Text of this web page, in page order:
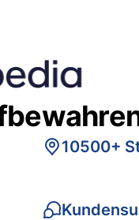
10500+